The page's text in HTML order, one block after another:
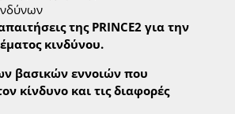
της PRINCE2 για την
κινδύνου.
βασικών εννοιών που
κίνδυνο και τις διαφορές